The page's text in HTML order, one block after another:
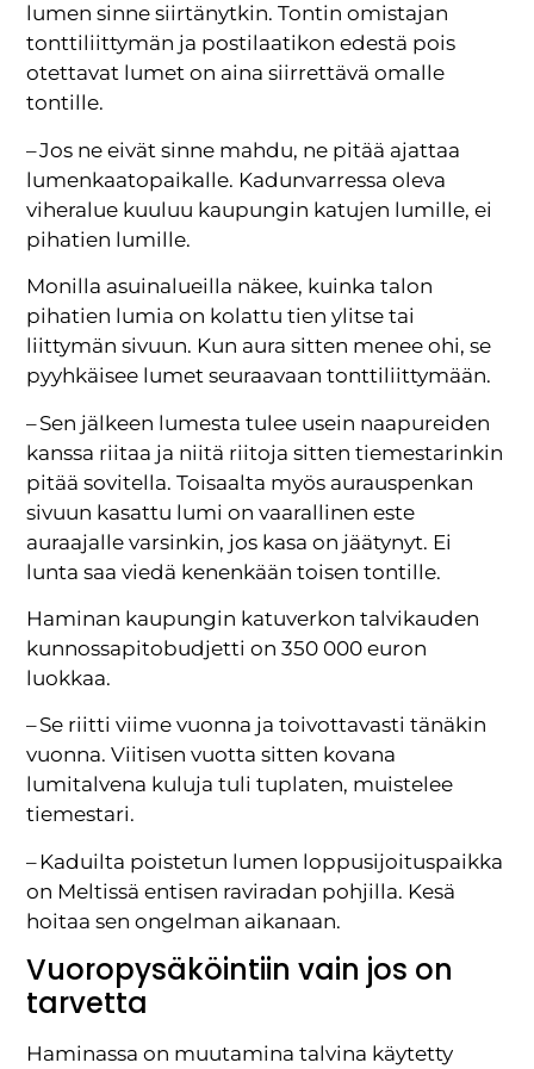
lumen sinne siirtänytkin. Tontin omistajan
tonttiliittymän ja postilaatikon edestä pois
otettavat lumet on aina siirrettävä omalle
tontille.
– Jos ne eivät sinne mahdu, ne pitää ajattaa
lumenkaatopaikalle. Kadunvarressa oleva
viheralue kuuluu kaupungin katujen lumille, ei
pihatien lumille.
Monilla asuinalueilla näkee, kuinka talon
pihatien lumia on kolattu tien ylitse tai
liittymän sivuun. Kun aura sitten menee ohi, se
pyyhkäisee lumet seuraavaan tonttiliittymään.
– Sen jälkeen lumesta tulee usein naapureiden
kanssa riitaa ja niitä riitoja sitten tiemestarinkin
pitää sovitella. Toisaalta myös aurauspenkan
sivuun kasattu lumi on vaarallinen este
auraajalle varsinkin, jos kasa on jäätynyt. Ei
lunta saa viedä kenenkään toisen tontille.
Haminan kaupungin katuverkon talvikauden
kunnossapitobudjetti on 350 000 euron
luokkaa.
– Se riitti viime vuonna ja toivottavasti tänäkin
vuonna. Viitisen vuotta sitten kovana
lumitalvena kuluja tuli tuplaten, muistelee
tiemestari.
– Kaduilta poistetun lumen loppusijoituspaikka
on Meltissä entisen raviradan pohjilla. Kesä
hoitaa sen ongelman aikanaan.
Vuoropysäköintiin vain jos on
tarvetta
Haminassa on muutamina talvina käytetty